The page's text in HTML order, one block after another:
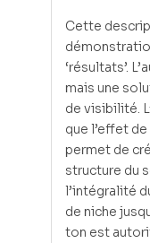
Cette
‘résultats’.
mais une
de visibilité.
que l’effet
permet de
structure du
l’intégralité
de niche
ton est